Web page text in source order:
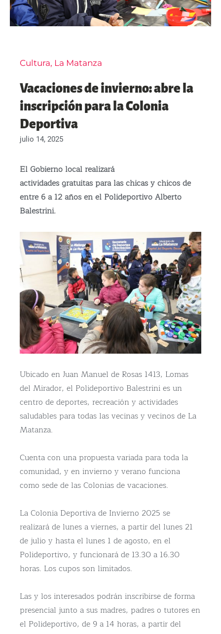
Cultura, La Matanza
Vacaciones de invierno: abre la
inscripción para la Colonia
Deportiva
julio 14, 2025
El Gobierno local realizará
actividades gratuitas para las chicas y chicos de
entre 6 a 12 años en el Polideportivo Alberto
Balestrini.
Ubicado en Juan Manuel de Rosas 1413, Lomas
del Mirador, el Polideportivo Balestrini es un
centro de deportes, recreación y actividades
saludables para todas las vecinas y vecinos de La
Matanza.
Cuenta con una propuesta variada para toda la
comunidad, y en invierno y verano funciona
como sede de las Colonias de vacaciones.
La Colonia Deportiva de Invierno 2025 se
realizará de lunes a viernes, a partir del lunes 21
de julio y hasta el lunes 1 de agosto, en el
Polideportivo, y funcionará de 13.30 a 16.30
horas. Los cupos son limitados.
Las y los interesados podrán inscribirse de forma
presencial junto a sus madres, padres o tutores en
el Polideportivo, de 9 a 14 horas, a partir del